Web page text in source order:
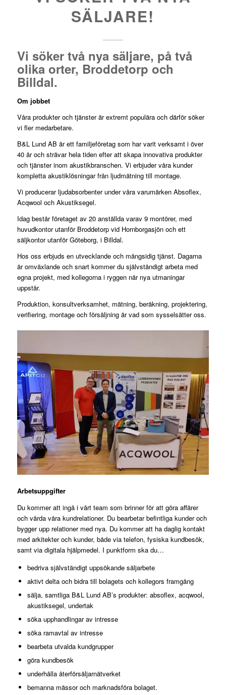
SÄLJARE!
Vi söker två nya säljare, på två
olika orter, Broddetorp och
Billdal.
Om jobbet
Våra produkter och tjänster är extremt populära och därför söker
vi fler medarbetare.
B&L Lund AB är ett familjeföretag som har varit verksamt i över
40 år och strävar hela tiden efter att skapa innovativa produkter
och tjänster inom akustikbranschen. Vi erbjuder våra kunder
kompletta akustiklösningar från ljudmätning till montage.
Vi producerar ljudabsorbenter under våra varumärken Absoflex,
Acqwool och Akustiksegel.
Idag består företaget av 20 anställda varav 9 montörer, med
huvudkontor utanför Broddetorp vid Hornborgasjön och ett
säljkontor utanför Göteborg, i Billdal.
Hos oss erbjuds en utvecklande och mångsidig tjänst. Dagarna
är omväxlande och snart kommer du självständigt arbeta med
egna projekt, med kollegorna i ryggen när nya utmaningar
uppstår.
Produktion, konsultverksamhet, mätning, beräkning, projektering,
verifiering, montage och försäljning är vad som sysselsätter oss.
Arbetsuppgifter
Du kommer att ingå i vårt team som brinner för att göra affärer
och vårda våra kundrelationer. Du bearbetar befintliga kunder och
bygger upp relationer med nya. Du kommer att ha daglig kontakt
med arkitekter och kunder, både via telefon, fysiska kundbesök,
samt via digitala hjälpmedel. I punktform ska du…
bedriva självständigt uppsökande säljarbete
aktivt delta och bidra till bolagets och kollegors framgång
sälja, samtliga B&L Lund AB’s produkter: absoflex, acqwool,
akustiksegel, undertak
söka upphandlingar av intresse
söka ramavtal av intresse
bearbeta utvalda kundgrupper
göra kundbesök
underhålla återförsäljarnätverket
bemanna mässor och marknadsföra bolaget.